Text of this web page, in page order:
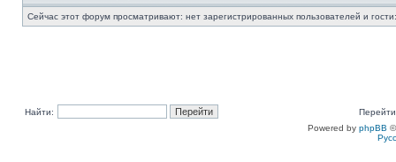
Сейчас этот форум просматривают: нет зарегистрированных пользователей и
Найти:
Powered by phpBB